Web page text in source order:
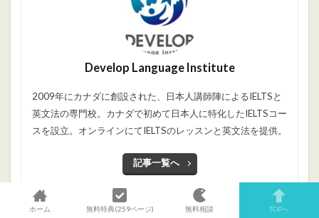
Develop Language Institute
2009年にカナダに創設された、日本人講師陣によるIELTSと
英文法の専門校。カナダで初めて日本人に特化したIELTSコー
スを設立。オンラインにてIELTSのレッスンと英文法を提供。
記事一覧へ
＼Follow Me／
ホーム 無料特典(259ページ) 無料相談 TOPへ